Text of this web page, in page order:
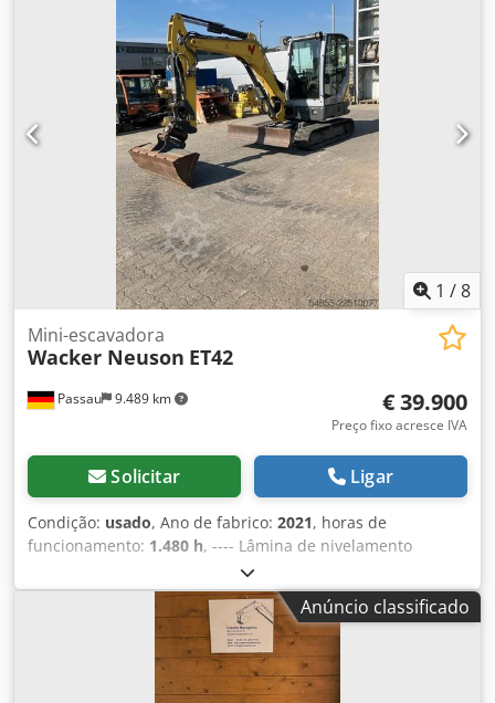
1 /8
Passau 9.489 km
Mini-escavadora
Wacker Neuson ET42
€ 39.900
Preço fixo acresce IVA
Solicitar Ligar
Condição: usado, Ano de fabrico: 2021, horas de
funcionamento: 1.480 h, ---- Lâmina de nivelamento
Esteiras de borracha Bloco único Rádio Dkjdpjzr Tt Ssfx Ak
Djr Ar condicionado 3.º circuito hidráulico Inclui: sistema
de inclinação Powertilt HS03 Localização: Würzburg
Anúncio classificado